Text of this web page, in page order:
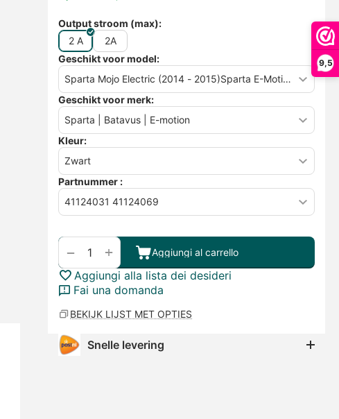
9,5
Output stroom (max):
2 A
2A
Geschikt voor model:
Geschikt voor merk:
Kleur:
Partnummer :
+
− Aggiungi al carrello
Aggiungi alla lista dei desideri
Fai una domanda
BEKIJK LIJST MET OPTIES
Snelle levering